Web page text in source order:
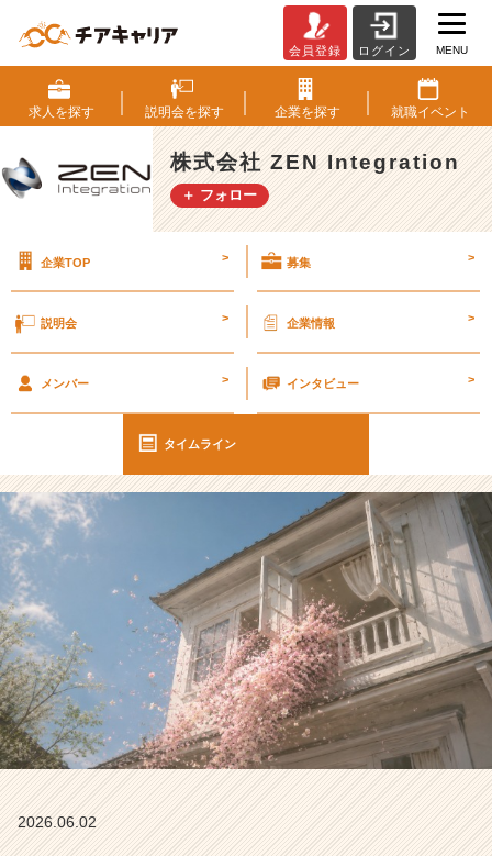
が
二
階
か
ら
落
た
7
会
社
Z
n
t
e
g
r
a
t
i
o
会員登録 ログイン MENU
求人を探す 説明会を探す 企業を探す 就職イベント
株式会社 ZEN Integration
＋ フォロー
企業TOP > 募集 >
説明会 > 企業情報 >
メンバー > インタビュー >
タイムライン
2026.06.02